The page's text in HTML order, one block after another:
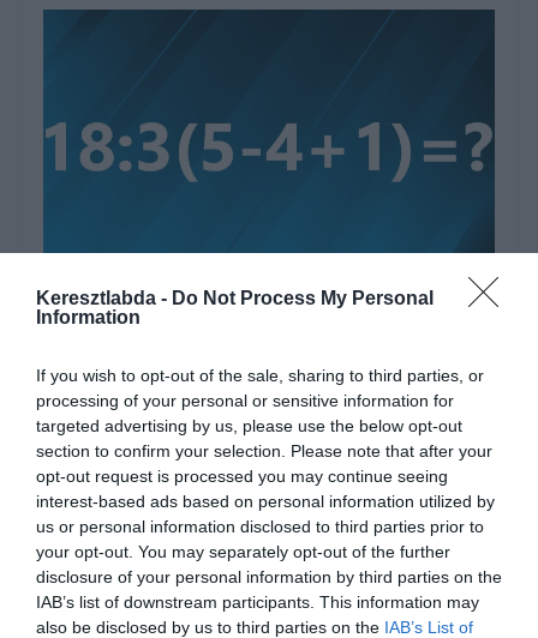
Keresztlabda - Do Not Process My Personal
Information
If you wish to opt-out of the sale, sharing to third parties, or
processing of your personal or sensitive information for
targeted advertising by us, please use the below opt-out
section to confirm your selection. Please note that after your
opt-out request is processed you may continue seeing
interest-based ads based on personal information utilized by
us or personal information disclosed to third parties prior to
your opt-out. You may separately opt-out of the further
disclosure of your personal information by third parties on the
IAB’s list of downstream participants. This information may
also be disclosed by us to third parties on the IAB’s List of
Hirdetés